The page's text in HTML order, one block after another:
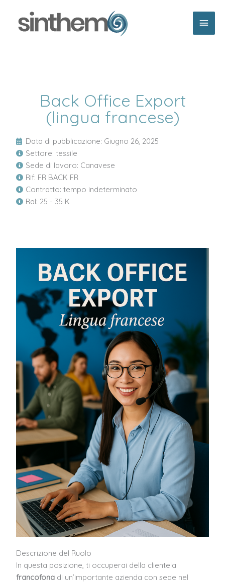
contenuto
Back Office Export
(lingua francese)
Data di pubblicazione: Giugno 26, 2025
Settore: tessile
Sede di lavoro: Canavese
Rif: FR BACK FR
Contratto: tempo indeterminato
Ral: 25 - 35 K
Descrizione del Ruolo
In questa posizione, ti occuperai della clientela
francofona di un’importante azienda con sede nel